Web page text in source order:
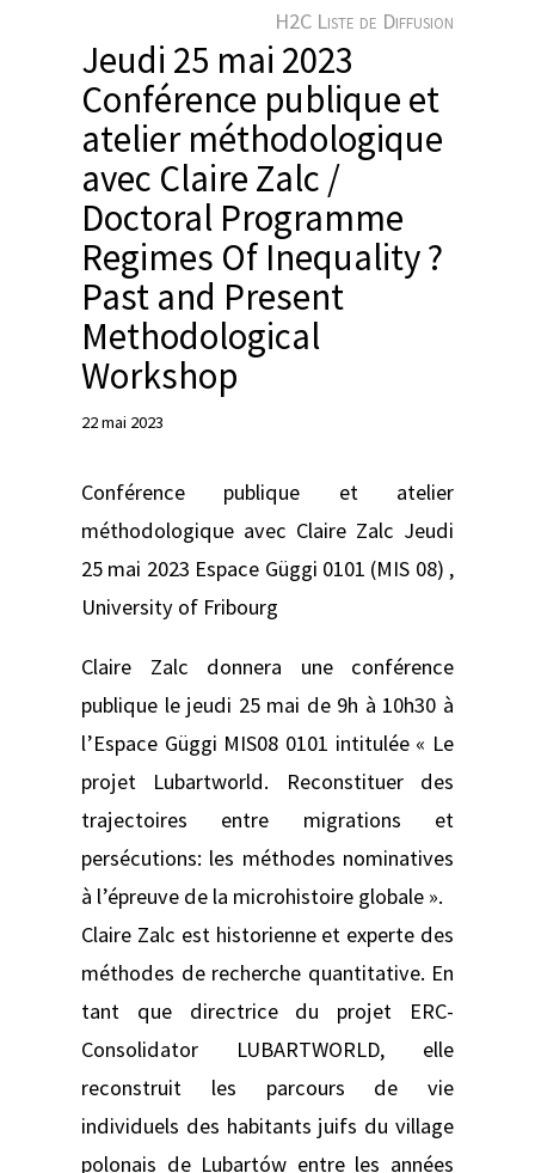
H2C Liste de Diffusion
Jeudi 25 mai 2023
Conférence publique et
atelier méthodologique
avec Claire Zalc /
Doctoral Programme
Regimes Of Inequality ?
Past and Present
Methodological
Workshop
22 mai 2023
Conférence publique et atelier
méthodologique avec Claire Zalc Jeudi
25 mai 2023 Espace Güggi 0101 (MIS 08) ,
University of Fribourg
Claire Zalc donnera une conférence
publique le jeudi 25 mai de 9h à 10h30 à
l’Espace Güggi MIS08 0101 intitulée « Le
projet Lubartworld. Reconstituer des
trajectoires entre migrations et
persécutions: les méthodes nominatives
à l’épreuve de la microhistoire globale ».
Claire Zalc est historienne et experte des
méthodes de recherche quantitative. En
tant que directrice du projet ERC-
Consolidator LUBARTWORLD, elle
reconstruit les parcours de vie
individuels des habitants juifs du village
polonais de Lubartów entre les années